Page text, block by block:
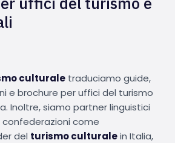
culturale traduciamo guide,
e brochure per uffici del turismo
Inoltre, siamo partner linguistici
confederazioni come
del turismo culturalein Italia,